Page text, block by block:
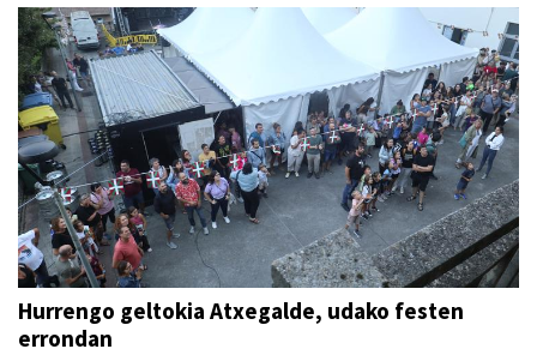
Hurrengo geltokia Atxegalde, udako festen
errondan